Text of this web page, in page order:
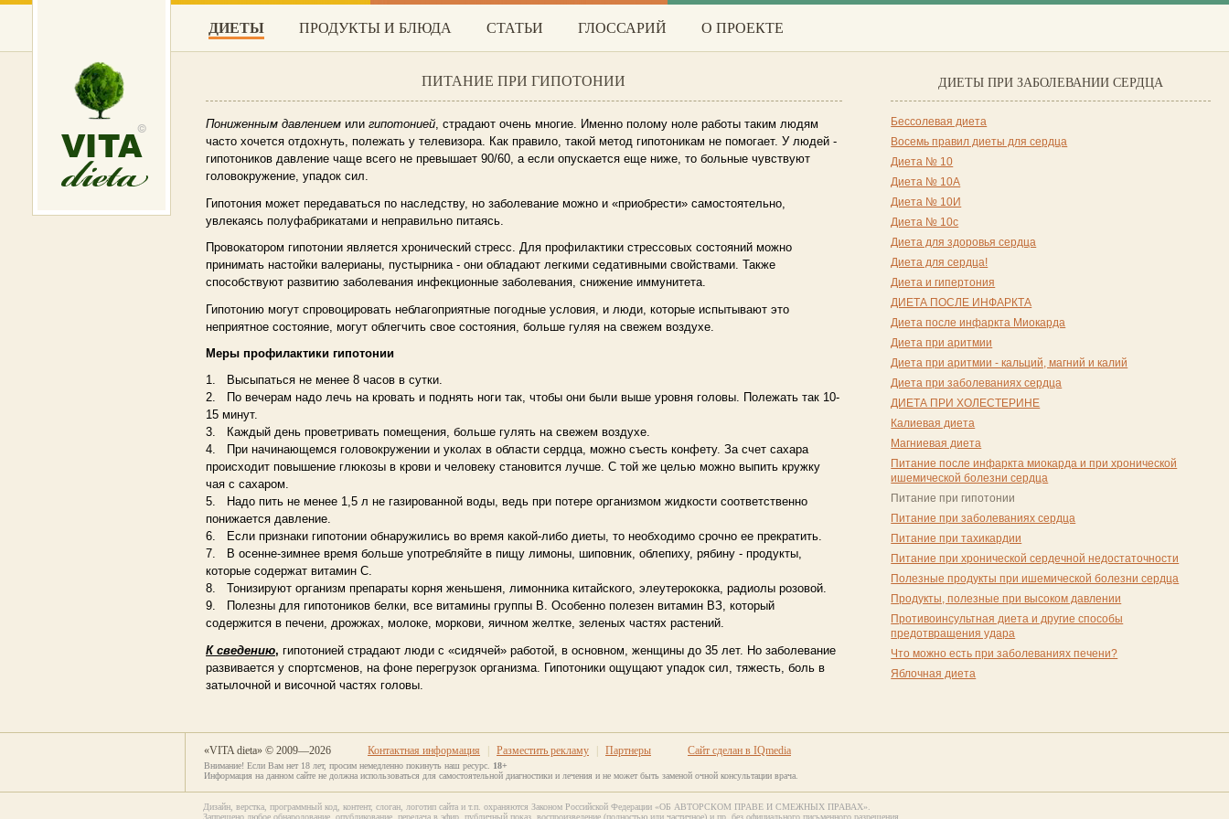
ДИЕТЫ ПРОДУКТЫ И БЛЮДА СТАТЬИ ГЛОССАРИЙ О ПРОЕКТЕ
ПИТАНИЕ ПРИ ГИПОТОНИИ
Пониженным давлением или гипотонией, страдают очень многие. Именно полому ноле работы таким людям
часто хочется отдохнуть, полежать у телевизора. Как правило, такой метод гипотоникам не помогает. У людей -
гипотоников давление чаще всего не превышает 90/60, а если опускается еще ниже, то больные чувствуют
головокружение, упадок сил.
Гипотония может передаваться по наследству, но заболевание можно и «приобрести» самостоятельно,
увлекаясь полуфабрикатами и неправильно питаясь.
Провокатором гипотонии является хронический стресс. Для профилактики стрессовых состояний можно
принимать настойки валерианы, пустырника - они обладают легкими седативными свойствами. Также
способствуют развитию заболевания инфекционные заболевания, снижение иммунитета.
Гипотонию могут спровоцировать неблагоприятные погодные условия, и люди, которые испытывают это
неприятное состояние, могут облегчить свое состояния, больше гуляя на свежем воздухе.
Меры профилактики гипотонии
1. Высыпаться не менее 8 часов в сутки.
2. По вечерам надо лечь на кровать и поднять ноги так, чтобы они были выше уровня головы. Полежать так 10-
15 минут.
3. Каждый день проветривать помещения, больше гулять на свежем воздухе.
4. При начинающемся головокружении и уколах в области сердца, можно съесть конфету. За счет сахара
происходит повышение глюкозы в крови и человеку становится лучше. С той же целью можно выпить кружку
чая с сахаром.
5. Надо пить не менее 1,5 л не газированной воды, ведь при потере организмом жидкости соответственно
понижается давление.
6. Если признаки гипотонии обнаружились во время какой-либо диеты, то необходимо срочно ее прекратить.
7. В осенне-зимнее время больше употребляйте в пищу лимоны, шиповник, облепиху, рябину - продукты,
которые содержат витамин С.
8. Тонизируют организм препараты корня женьшеня, лимонника китайского, элеутерококка, радиолы розовой.
9. Полезны для гипотоников белки, все витамины группы В. Особенно полезен витамин ВЗ, который
содержится в печени, дрожжах, молоке, моркови, яичном желтке, зеленых частях растений.
К сведению, гипотонией страдают люди с «сидячей» работой, в основном, женщины до 35 лет. Но заболевание
развивается у спортсменов, на фоне перегрузок организма. Гипотоники ощущают упадок сил, тяжесть, боль в
затылочной и височной частях головы.
ДИЕТЫ ПРИ ЗАБОЛЕВАНИИ СЕРДЦА
Бессолевая диета
Восемь правил диеты для сердца
Диета № 10
Диета № 10А
Диета № 10И
Диета № 10с
Диета для здоровья сердца
Диета для сердца!
Диета и гипертония
ДИЕТА ПОСЛЕ ИНФАРКТА
Диета после инфаркта Миокарда
Диета при аритмии
Диета при аритмии - кальций, магний и калий
Диета при заболеваниях сердца
ДИЕТА ПРИ ХОЛЕСТЕРИНЕ
Калиевая диета
Магниевая диета
Питание после инфаркта миокарда и при хронической
ишемической болезни сердца
Питание при гипотонии
Питание при заболеваниях сердца
Питание при тахикардии
Питание при хронической сердечной недостаточности
Полезные продукты при ишемической болезни сердца
Продукты, полезные при высоком давлении
Противоинсультная диета и другие способы
предотвращения удара
Что можно есть при заболеваниях печени?
Яблочная диета
«VITA dieta» © 2009—2026 Контактная информация Разместить рекламу Партнеры Сайт сделан в IQmedia
Внимание! Если Вам нет 18 лет, просим немедленно покинуть наш ресурс. 18+
Информация на данном сайте не должна использоваться для самостоятельной диагностики и лечения и не может быть заменой очной консультации врача.
Дизайн, верстка, программный код, контент, слоган, логотип сайта и т.п. охраняются Законом Российской Федерации «ОБ АВТОРСКОМ ПРАВЕ И СМЕЖНЫХ ПРАВАХ».
Запрещено любое обнародование, опубликование, передача в эфир, публичный показ, воспроизведение (полностью или частичное) и пр. без официального письменного разрешения.